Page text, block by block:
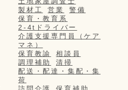
製材工
営業
警備
保育・教育系
2-4tドライバー
介護支援専門員（ケア
マネ）
保育教諭
相談員
調理補助
清掃
配送・配達・集配・集
荷
訪問介護
保育補助